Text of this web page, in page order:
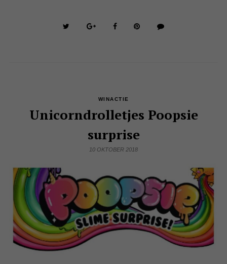
WINACTIE
Unicorndrolletjes Poopsie
surprise
10 OKTOBER 2018